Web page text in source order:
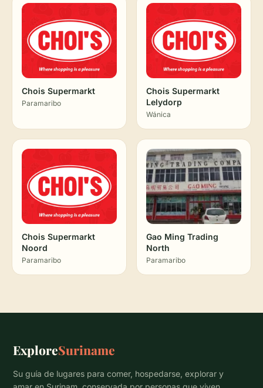
Chois Supermarkt
Paramaribo
Chois Supermarkt
Lelydorp
Wánica
Chois Supermarkt
Noord
Paramaribo
Gao Ming Trading
North
Paramaribo
ExploreSuriname
Su guía de lugares para comer, hospedarse, explorar y